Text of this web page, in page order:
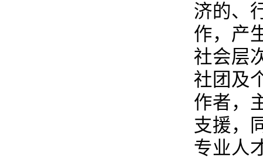
济的、
作，产
社会层
社团及
作者，
支援，
专业人